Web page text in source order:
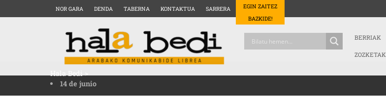
NOR GARA DENDA TABERNA KONTAKTUA SARRERA
EGIN ZAITEZ
BAZKIDE!
BERRIAK
ZOZKETAK
Hala Bedi>
14 de junio